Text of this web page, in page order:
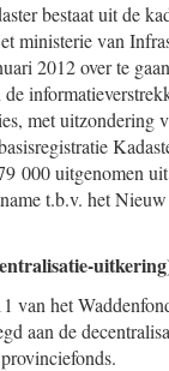
bestaat uit de
ministerie van
2012 over te
met uitzondering
000 uitgenomen
t.b.v. het
van het
aan de